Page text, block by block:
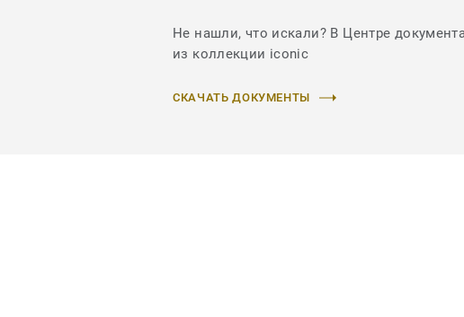
Не нашли, что искали? В Центре
из коллекции iconic
СКАЧАТЬ ДОКУМЕНТЫ